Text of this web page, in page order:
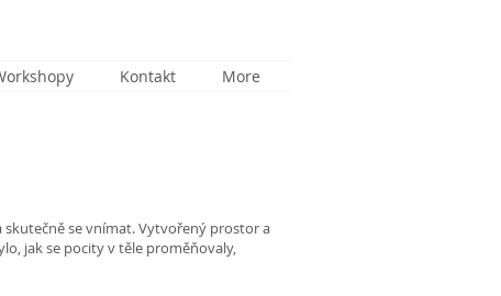
Kontakt More
se vnímat. Vytvořený prostor a
jak se pocity v těle proměňovaly,